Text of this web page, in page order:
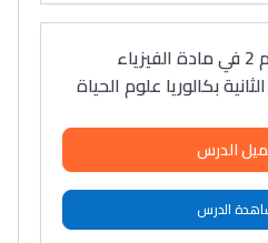
+ de
فرض محروس رقم 2 في مادة الفيزياء
بكالوريا علوم الحياة
الدرس
الدرس